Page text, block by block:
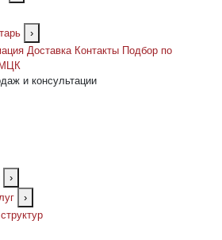
›
Доставка Контакты Подбор по
и консультации
›
›